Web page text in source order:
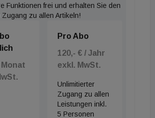
fördern, Investitionsmöglichkeiten
die Bewertung der Nachhaltigkeit von
für die beteiligten
Dies wird dazu beitragen, dass
und Branchenvertretungen ein
Verständnis von Nachhaltigkeit
die Planung nachhaltiger
Funktionen frei und erhalten Sie den
Zugang zu allen Artikeln!
Monat
Pro Abo
120,- € / Jahr
exkl. MwSt.
Unlimitierter
Zugang zu allen
Leistungen inkl.
5 Personen